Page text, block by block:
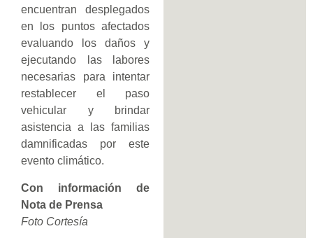
encuentran desplegados
en los puntos afectados
evaluando los daños y
ejecutando las labores
necesarias para intentar
restablecer el paso
vehicular y brindar
asistencia a las familias
damnificadas por este
evento climático.
Con información de
Nota de Prensa
Foto Cortesía